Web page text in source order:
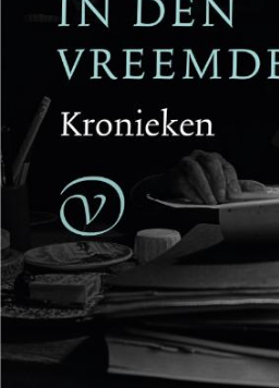
Reinhard Kaiser-Mühlecker
Brandende velden
€27,50
BESTEL